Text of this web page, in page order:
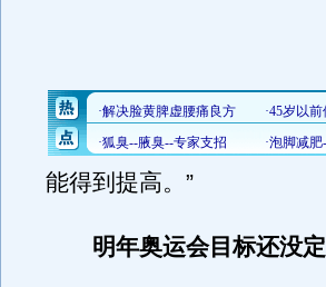
能得到提高。”
明年奥运会目标还没定